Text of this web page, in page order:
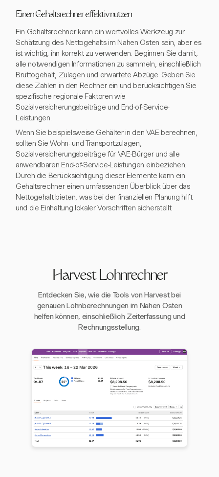
Einen Gehaltsrechner effektiv nutzen
Ein Gehaltsrechner kann ein wertvolles Werkzeug zur
Schätzung des Nettogehalts im Nahen Osten sein, aber es
ist wichtig, ihn korrekt zu verwenden. Beginnen Sie damit,
alle notwendigen Informationen zu sammeln, einschließlich
Bruttogehalt, Zulagen und erwartete Abzüge. Geben Sie
diese Zahlen in den Rechner ein und berücksichtigen Sie
spezifische regionale Faktoren wie
Sozialversicherungsbeiträge und End-of-Service-
Leistungen.
Wenn Sie beispielsweise Gehälter in den VAE berechnen,
sollten Sie Wohn- und Transportzulagen,
Sozialversicherungsbeiträge für VAE-Bürger und alle
anwendbaren End-of-Service-Leistungen einbeziehen.
Durch die Berücksichtigung dieser Elemente kann ein
Gehaltsrechner einen umfassenden Überblick über das
Nettogehalt bieten, was bei der finanziellen Planung hilft
und die Einhaltung lokaler Vorschriften sicherstellt.
Harvest Lohnrechner
Entdecken Sie, wie die Tools von Harvest bei
genauen Lohnberechnungen im Nahen Osten
helfen können, einschließlich Zeiterfassung und
Rechnungsstellung.